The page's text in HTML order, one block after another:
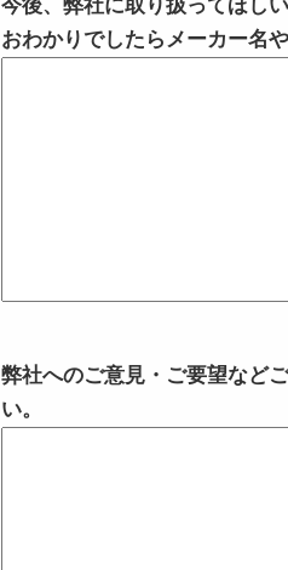
今後、弊社に取り扱ってほし
おわかりでしたらメーカー名
弊社へのご意見・ご要望など
い。